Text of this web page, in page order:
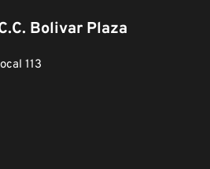
Bolivar Plaza
113